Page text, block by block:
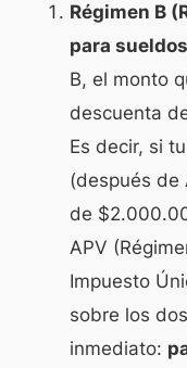
Régimen B
para
B, el monto
descuenta
Es decir, si
(después de
de
APV
Impuesto
sobre los
inmediato: